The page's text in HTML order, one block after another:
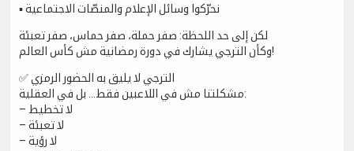
▪️ نحرّكوا وسائل الإعلام والمنصّات الاجتماعية
لكن إلى حد اللحظة: صفر حملة، صفر حماس، صفر تعبئة
وكأن الترجي يشارك في دورة رمضانية مش كأس العالم!
✅ الترجي لا يليق به الحضور الرمزي
مشكلتنا مش في اللاعبين فقط… بل في العقلية:
– لا تخطيط
– لا تعبئة
– لا رؤية